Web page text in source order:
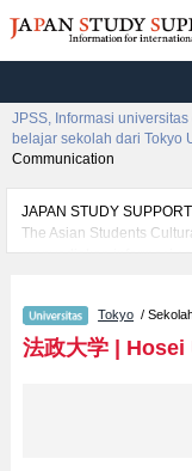
JPSS, Informasi
belajar sekolah dari Tokyo
Communication
JAPAN STUDY
The Asian Students
menyediakan informasi
fakultas seperti Fakultas
LawatauFakultas
SciencesatauFakultas
StudiesatauFakultas
Tokyo /
法政大学| Hosei